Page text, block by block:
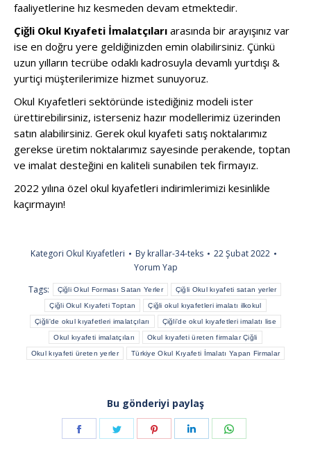
faaliyetlerine hız kesmeden devam etmektedir.
Çiğli Okul Kıyafeti İmalatçıları arasında bir arayışınız var
ise en doğru yere geldiğinizden emin olabilirsiniz. Çünkü
uzun yılların tecrübe odaklı kadrosuyla devamlı yurtdışı &
yurtiçi müşterilerimize hizmet sunuyoruz.
Okul Kıyafetleri sektöründe istediğiniz modeli ister
ürettirebilirsiniz, isterseniz hazır modellerimiz üzerinden
satın alabilirsiniz. Gerek okul kıyafeti satış noktalarımız
gerekse üretim noktalarımız sayesinde perakende, toptan
ve imalat desteğini en kaliteli sunabilen tek firmayız.
2022 yılına özel okul kıyafetleri indirimlerimizi kesinlikle
kaçırmayın!
Kategori Okul Kıyafetleri By krallar-34-teks
22 Şubat 2022
Yorum Yap
Tags:
Çiğli Okul Forması Satan Yerler Çiğli Okul kıyafeti satan yerler
Çiğli Okul Kıyafeti Toptan Çiğli okul kıyafetleri imalatı ilkokul
Çiğli'de okul kıyafetleri imalatçıları Çiğli'de okul kıyafetleri imalatı lise
Okul kıyafeti imalatçıları Okul kıyafeti üreten firmalar Çiğli
Okul kıyafeti üreten yerler Türkiye Okul Kıyafeti İmalatı Yapan Firmalar
Bu gönderiyi paylaş
Share
Share
Share
Share